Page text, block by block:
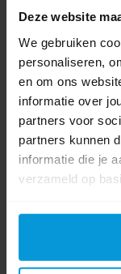
Deze website
We gebruiken
personaliseren,
en om ons
informatie over
partners voor
partners kunnen
informatie die je
verzameld op
Inhoud
afvalstromen
Afmeting
Type deksel